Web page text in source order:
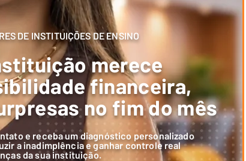
DE INSTITUIÇÕES DE ENSINO
merece
financeira,
no fim do mês
e receba um diagnóstico personalizado
a inadimplência e ganhar controle real
da sua instituição.